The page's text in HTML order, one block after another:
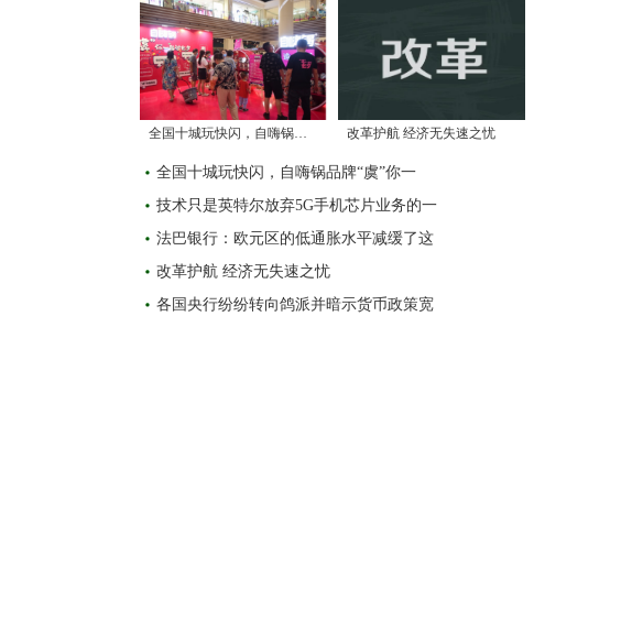
全国十城玩快闪，自嗨锅品牌“虞”你一 改革护航 经济无失速之忧
全国十城玩快闪，自嗨锅品牌“虞”你一
技术只是英特尔放弃5G手机芯片业务的一
法巴银行：欧元区的低通胀水平减缓了这
改革护航 经济无失速之忧
各国央行纷纷转向鸽派并暗示货币政策宽